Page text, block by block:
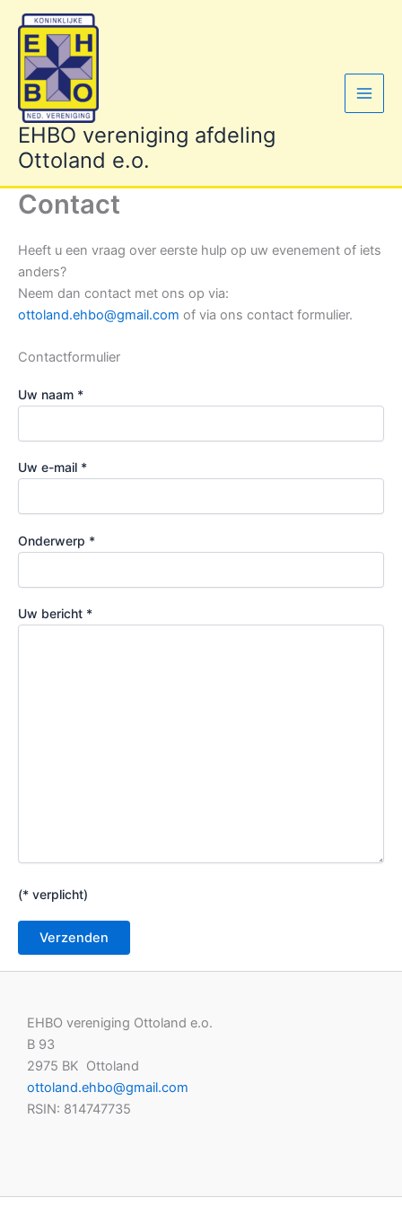
naar
inhoud
EHBO vereniging afdeling
Ottoland e.o.
Contact
Heeft u een vraag over eerste hulp op uw evenement of iets
anders?
Neem dan contact met ons op via:
ottoland.ehbo@gmail.com of via ons contact formulier.
Contactformulier
Gelieve dit veld leeg te laten.
Uw naam *
Uw e-mail *
Onderwerp *
Uw bericht *
(* verplicht)
EHBO vereniging Ottoland e.o.
B 93
2975 BK Ottoland
ottoland.ehbo@gmail.com
RSIN: 814747735